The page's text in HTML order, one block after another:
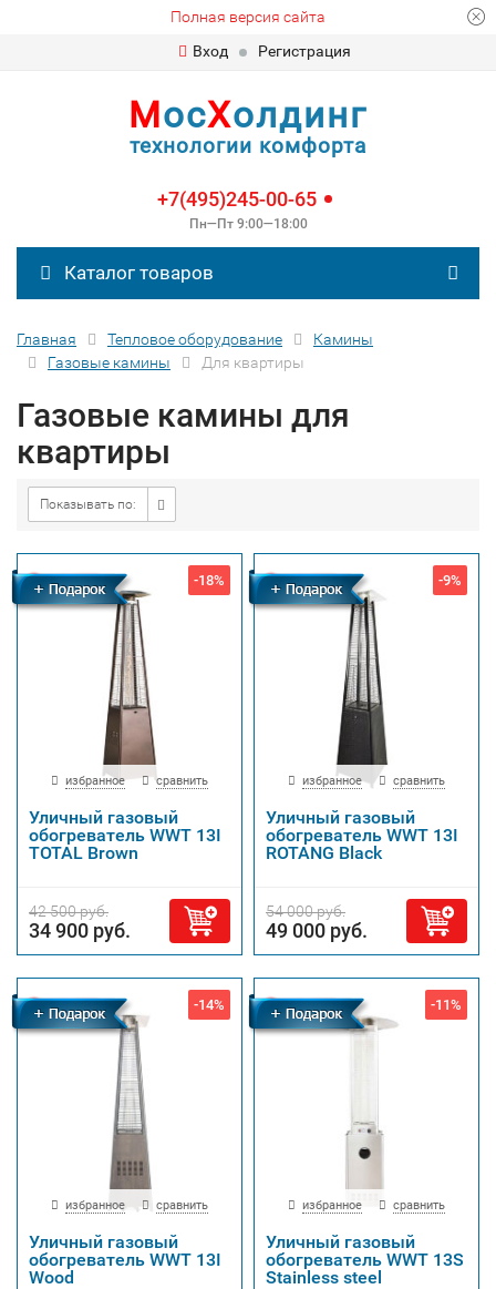
Полная версия сайта
Вход
Регистрация
МосХолдинг
технологии комфорта
+7(495)245-00-65
Пн—Пт 9:00—18:00
Каталог товаров
Главная Тепловое оборудование
Камины
Газовые камины
Для квартиры
Газовые камины для
квартиры
Показывать по:
Бесплатная
доставка
-18%
избранное сравнить
Уличный газовый
обогреватель WWT 13I
TOTAL Brown
42 500 руб.
34 900 руб.
Бесплатная
доставка
-9%
избранное сравнить
Уличный газовый
обогреватель WWT 13I
ROTANG Black
54 000 руб.
49 000 руб.
Бесплатная
доставка
-14%
избранное сравнить
Уличный газовый
обогреватель WWT 13I
Wood
Бесплатная
доставка
-11%
избранное сравнить
Уличный газовый
обогреватель WWT 13S
Stainless steel